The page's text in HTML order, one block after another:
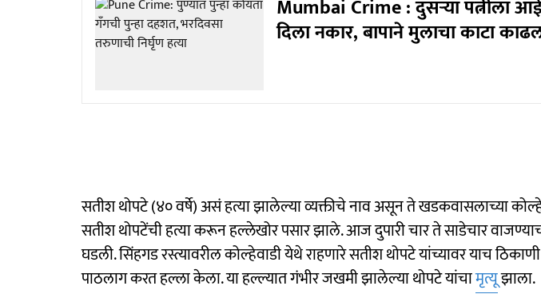
Mumbai Crime : दुसऱ्या पत्नीला
दिला नकार, बापाने मुलाचा काटा
सतीश थोपटे (४० वर्षे) असं हत्या झालेल्या व्यक्तीचे नाव असून ते खडकवासलाच्या
सतीश थोपटेंची हत्या करून हल्लेखोर पसार झाले. आज दुपारी चार ते साडेचार
घडली. सिंहगड रस्त्यावरील कोल्हेवाडी येथे राहणारे सतीश थोपटे यांच्यावर याच
पाठलाग करत हल्ला केला. या हल्ल्यात गंभीर जखमी झालेल्या थोपटे यांचामृत्यूझाला.